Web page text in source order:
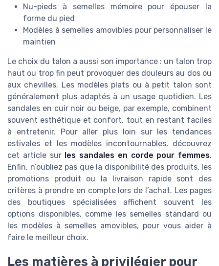
Nu-pieds à semelles mémoire pour épouser la
forme du pied
Modèles à semelles amovibles pour personnaliser le
maintien
Le choix du talon a aussi son importance : un talon trop
haut ou trop fin peut provoquer des douleurs au dos ou
aux chevilles. Les modèles plats ou à petit talon sont
généralement plus adaptés à un usage quotidien. Les
sandales en cuir noir ou beige, par exemple, combinent
souvent esthétique et confort, tout en restant faciles
à entretenir. Pour aller plus loin sur les tendances
estivales et les modèles incontournables, découvrez
cet article sur les sandales en corde pour femmes.
Enfin, n’oubliez pas que la disponibilité des produits, les
promotions produit ou la livraison rapide sont des
critères à prendre en compte lors de l’achat. Les pages
des boutiques spécialisées affichent souvent les
options disponibles, comme les semelles standard ou
les modèles à semelles amovibles, pour vous aider à
faire le meilleur choix.
Les matières à privilégier pour